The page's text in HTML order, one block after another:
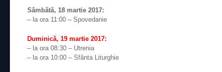
Sâmbătă, 18 martie 2017:
– la ora 11:00 – Spovedanie
Duminică, 19 martie 2017:
– la ora 08:30 – Utrenia
– la ora 10:00 – Sfânta Liturghie